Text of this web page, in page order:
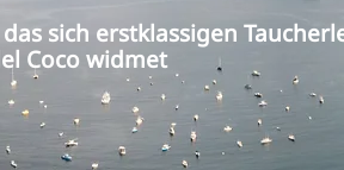
sich erstklassigen
Coco widmet